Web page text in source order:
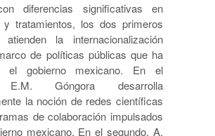
diferencias significativas en
y tratamientos, los dos primeros
atienden la internacionalización
de políticas públicas que ha
el gobierno mexicano. En el
E.M. Góngora desarrolla
la noción de redes científicas
de colaboración impulsados
mexicano. En el segundo, A.